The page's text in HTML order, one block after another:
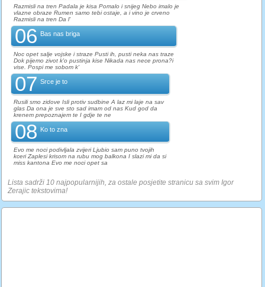
Razmisli na tren Padala je kisa Pomalo i snijeg Nebo imalo je
vlazne obraze Rumen samo tebi ostaje, a i vino je crveno
Razmisli na tren Da l'
06 Bas nas briga
Noc opet salje vojske i straze Pusti ih, pusti neka nas traze
Dok pijemo zivot k'o pustinja kise Nikada nas nece prona?i
vise. Pospi me sobom k'
07 Srce je to
Rusili smo zidove Isli protiv sudbine A laz mi laje na sav
glas Da ona je sve sto sad imam od nas Kud god da
krenem prepoznajem te I gdje te ne
08 Ko to zna
Evo me noci podivljala zvijeri Ljubio sam puno tvojih
kceri Zaplesi krisom na rubu mog balkona I slazi mi da si
miss kantona Evo me noci opet sa
Lista sadrži 10 najpopularnijih, za ostale posjetite stranicu sa svim Igor
Zerajic tekstovima!